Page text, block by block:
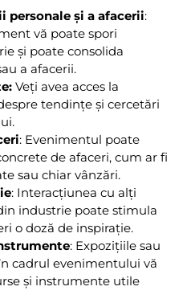
personale și a afacerii:
vă poate spori
și poate consolida
a afacerii.
Veți avea acces la
tendințe și cercetări
: Evenimentul poate
de afaceri, cum ar fi
sau chiar vânzări.
: Interacțiunea cu alți
industrie poate stimula
o doză de inspirație.
: Expozițiile sau
cadrul evenimentului vă
și instrumente utile